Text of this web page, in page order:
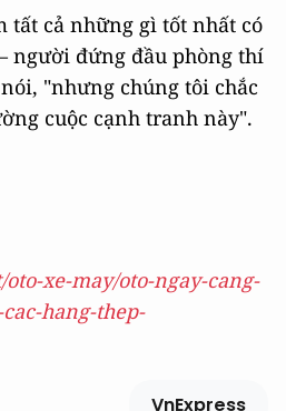
tất cả những gì tốt nhất có
người đứng đầu phòng thí
"nhưng chúng tôi chắc
cuộc cạnh tranh này".
xe-may/oto-ngay-cang-
hang-thep-
VnExpress